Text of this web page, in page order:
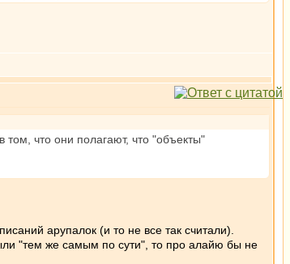
том, что они полагают, что "объекты"
арупалок (и то не все так считали).
"тем же самым по сути", то про алайю бы не